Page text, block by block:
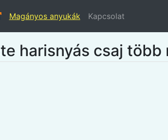
Magányos anyukák Kapcsolat
harisnyás csaj több